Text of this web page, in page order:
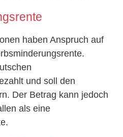
haben Anspruch auf
und soll den
Der Betrag kann jedoch
als eine